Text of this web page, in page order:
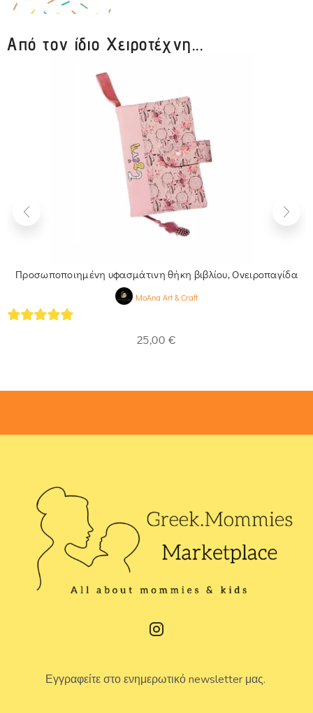
Από τον ίδιο Χειροτέχνη...
Προσωποποιημένη υφασμάτινη θήκη βιβλίου, Ονειροπαγίδα
MoAna Art & Craft
25,00 €
Εγγραφείτε στο ενημερωτικό newsletter μας.